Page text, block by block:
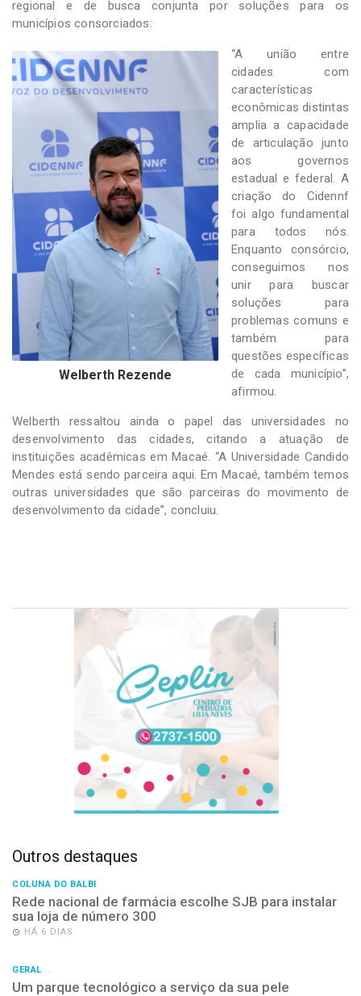
regional e de busca conjunta por soluções para os
municípios consorciados:
Welberth Rezende
“A união entre
cidades com
características
econômicas distintas
amplia a capacidade
de articulação junto
aos governos
estadual e federal. A
criação do Cidennf
foi algo fundamental
para todos nós.
Enquanto consórcio,
conseguimos nos
unir para buscar
soluções para
problemas comuns e
também para
questões específicas
de cada município”,
afirmou.
Welberth ressaltou ainda o papel das universidades no
desenvolvimento das cidades, citando a atuação de
instituições acadêmicas em Macaé. “A Universidade Candido
Mendes está sendo parceira aqui. Em Macaé, também temos
outras universidades que são parceiras do movimento de
desenvolvimento da cidade”, concluiu.
Outros destaques
COLUNA DO BALBI
Rede nacional de farmácia escolhe SJB para instalar
sua loja de número 300
HÁ 6 DIAS
GERAL
Um parque tecnológico a serviço da sua pele